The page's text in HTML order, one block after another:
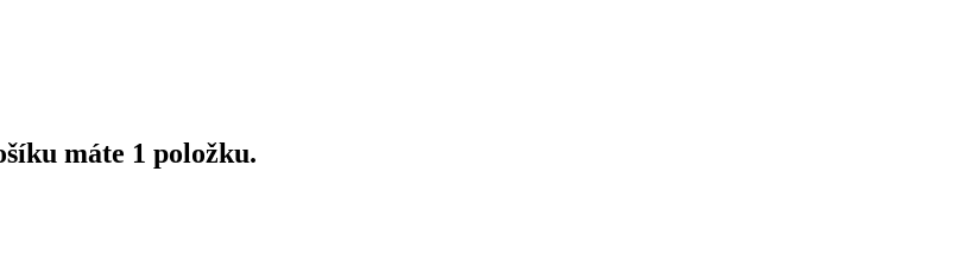
máte 1 položku.